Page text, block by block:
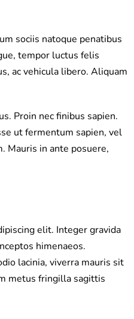
sociis natoque penatibus
tempor luctus felis
ac vehicula libero. Aliquam
Proin nec finibus sapien.
ut fermentum sapien, vel
Mauris in ante posuere,
elit. Integer gravida
himenaeos.
lacinia, viverra mauris sit
metus fringilla sagittis